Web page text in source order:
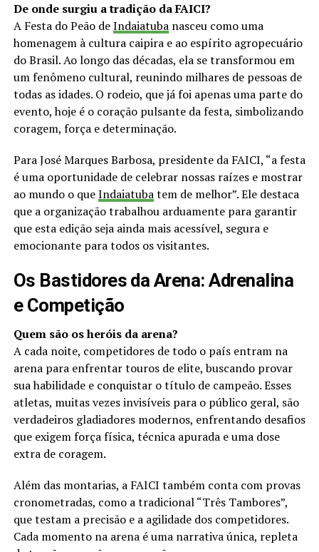
De onde surgiu a tradição da FAICI?
A Festa do Peão deIndaiatubanasceu como uma
homenagem à cultura caipira e ao espírito agropecuário
do Brasil. Ao longo das décadas, ela se transformou em
um fenômeno cultural, reunindo milhares de pessoas de
todas as idades. O rodeio, que já foi apenas uma parte do
evento, hoje é o coração pulsante da festa, simbolizando
coragem, força e determinação.
Para José Marques Barbosa, presidente da FAICI, “a festa
é uma oportunidade de celebrar nossas raízes e mostrar
ao mundo o queIndaiatubatem de melhor”. Ele destaca
que a organização trabalhou arduamente para garantir
que esta edição seja ainda mais acessível, segura e
emocionante para todos os visitantes.
Os Bastidores da Arena: Adrenalina
e Competição
Quem são os heróis da arena?
A cada noite, competidores de todo o país entram na
arena para enfrentar touros de elite, buscando provar
sua habilidade e conquistar o título de campeão. Esses
atletas, muitas vezes invisíveis para o público geral, são
verdadeiros gladiadores modernos, enfrentando desafios
que exigem força física, técnica apurada e uma dose
extra de coragem.
Além das montarias, a FAICI também conta com provas
cronometradas, como a tradicional “Três Tambores”,
que testam a precisão e a agilidade dos competidores.
Cada momento na arena é uma narrativa única, repleta